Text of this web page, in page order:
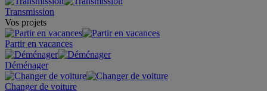
Transmission
Vos projets
Partir en vacances
Déménager
Changer de voiture